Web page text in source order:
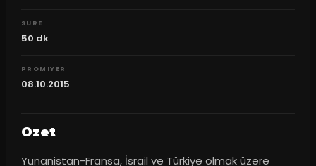
SURE
50 dk
PROMIYER
08.10.2015
Ozet
Yunanistan-Fransa, İsrail ve Türkiye olmak üzere